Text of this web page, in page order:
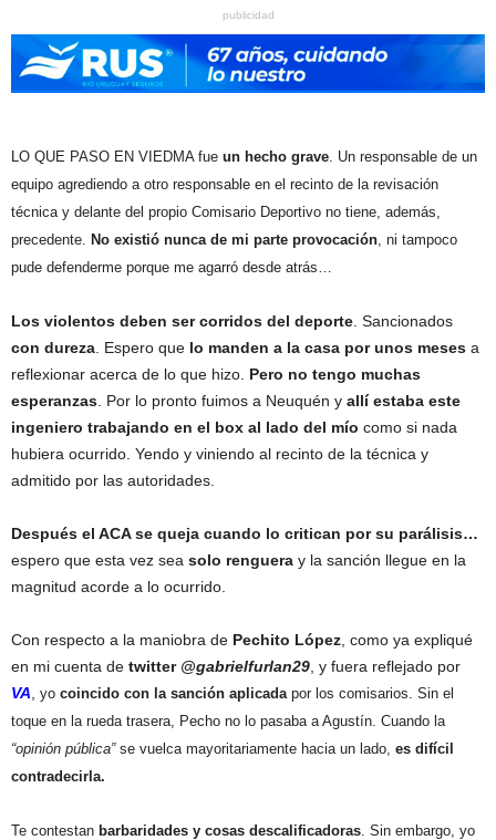
publicidad
LO QUE PASO EN VIEDMA fue un hecho grave. Un responsable de un
equipo agrediendo a otro responsable en el recinto de la revisación
técnica y delante del propio Comisario Deportivo no tiene, además,
precedente. No existió nunca de mi parte provocación, ni tampoco
pude defenderme porque me agarró desde atrás…
Los violentos deben ser corridos del deporte . Sancionados
con dureza . Espero que lo manden a la casa por unos meses a
reflexionar acerca de lo que hizo. Pero no tengo muchas
esperanzas . Por lo pronto fuimos a Neuquén y allí estaba este
ingeniero trabajando en el box al lado del mío como si nada
hubiera ocurrido. Yendo y viniendo al recinto de la técnica y
admitido por las autoridades.
Después el ACA se queja cuando lo critican por su parálisis…
espero que esta vez sea solo renguera y la sanción llegue en la
magnitud acorde a lo ocurrido.
Con respecto a la maniobra de Pechito López , como ya expliqué
en mi cuenta de twitter @gabrielfurlan29 , y fuera reflejado por
VA yo coincido con la sanción aplicadapor los comisarios. Sin el
toque en la rueda trasera, Pecho no lo pasaba a Agustín. Cuando la
“opinión pública”se vuelca mayoritariamente hacia un lado, es difícil
contradecirla.
Te contestan barbaridades y cosas descalificadoras. Sin embargo, yo